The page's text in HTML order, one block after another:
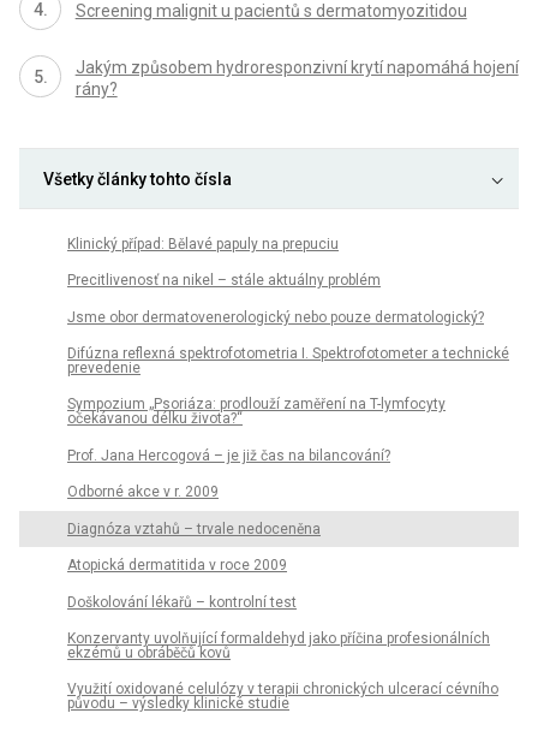
Screening malignit u pacientů s dermatomyozitidou
Jakým způsobem hydroresponzivní krytí napomáhá hojení
rány?
Všetky články tohto čísla
Klinický případ: Bělavé papuly na prepuciu
Precitlivenosť na nikel – stále aktuálny problém
Jsme obor dermatovenerologický nebo pouze dermatologický?
Difúzna reflexná spektrofotometria I. Spektrofotometer a technické
prevedenie
Sympozium „Psoriáza: prodlouží zaměření na T-lymfocyty
očekávanou délku života?“
Prof. Jana Hercogová – je již čas na bilancování?
Odborné akce v r. 2009
Diagnóza vztahů – trvale nedoceněna
Atopická dermatitida v roce 2009
Doškolování lékařů – kontrolní test
Konzervanty uvolňující formaldehyd jako příčina profesionálních
ekzémů u obráběčů kovů
Využití oxidované celulózy v terapii chronických ulcerací cévního
původu – výsledky klinické studie